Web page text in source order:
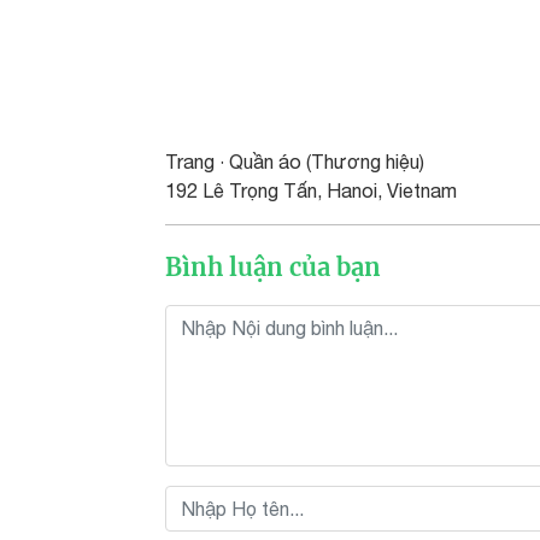
Trang · Quần áo (Thương hiệu)
192 Lê Trọng Tấn, Hanoi, Vietnam
Bình luận của bạn